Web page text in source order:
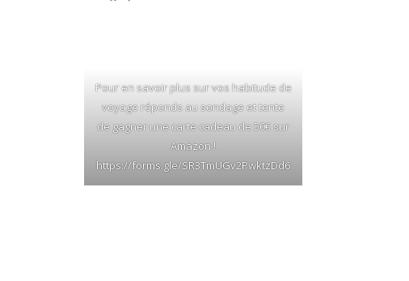
Pour en savoir plus sur vos habitude de
voyage réponds au sondage et tente
de gagner une carte cadeau de 50€ sur
Amazon !
https://forms.gle/SR3TmUGv2PwktzDd6